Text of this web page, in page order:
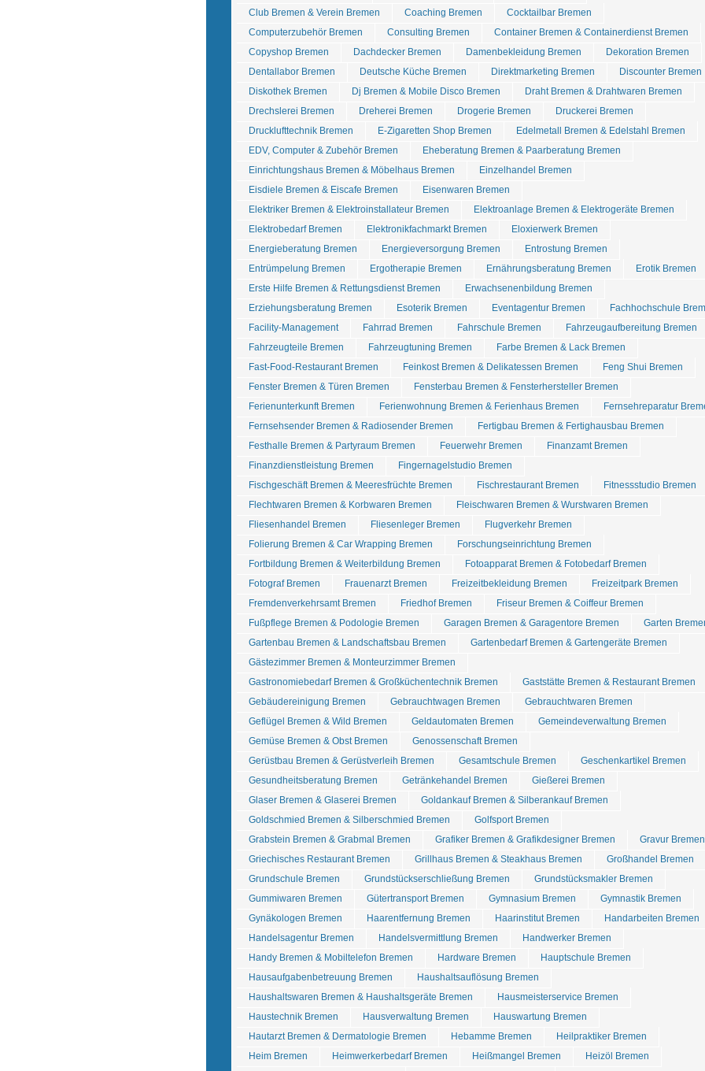
Club Bremen & Verein Bremen
Coaching Bremen
Cocktailbar Bremen
Computerzubehör Bremen
Consulting Bremen
Container Bremen & Containerdienst Bremen
Copyshop Bremen
Dachdecker Bremen Damenbekleidung Bremen
Dekoration Bremen
Dentallabor Bremen
Deutsche Küche Bremen Direktmarketing Bremen
Discounter Bremen
Diskothek Bremen
Dj Bremen & Mobile Disco Bremen
Draht Bremen & Drahtwaren Bremen
Drechslerei Bremen
Dreherei Bremen Drogerie Bremen
Druckerei Bremen
Drucklufttechnik Bremen
E-Zigaretten Shop Bremen
Edelmetall Bremen & Edelstahl Bremen
EDV, Computer & Zubehör Bremen
Eheberatung Bremen & Paarberatung Bremen
Einrichtungshaus Bremen & Möbelhaus Bremen
Einzelhandel Bremen
Eisdiele Bremen & Eiscafe Bremen
Eisenwaren Bremen
Elektriker Bremen & Elektroinstallateur Bremen
Elektroanlage Bremen & Elektrogeräte Bremen
Elektrobedarf Bremen
Elektronikfachmarkt Bremen
Eloxierwerk Bremen
Energieberatung Bremen
Energieversorgung Bremen
Entrostung Bremen
Entrümpelung Bremen
Ergotherapie Bremen Ernährungsberatung Bremen
Erotik Bremen
Erste Hilfe Bremen & Rettungsdienst Bremen
Erwachsenenbildung Bremen
Erziehungsberatung Bremen
Esoterik Bremen Eventagentur Bremen
Fachhochschule
Facility-Management
Fahrrad Bremen Fahrschule Bremen
Fahrzeugaufbereitung Bremen
Fahrzeugteile Bremen
Fahrzeugtuning Bremen
Farbe Bremen & Lack Bremen
Fast-Food-Restaurant Bremen
Feinkost Bremen & Delikatessen Bremen
Feng Shui Bremen
Fenster Bremen & Türen Bremen
Fensterbau Bremen & Fensterhersteller Bremen
Ferienunterkunft Bremen
Ferienwohnung Bremen & Ferienhaus Bremen
Fernsehreparatur
Fernsehsender Bremen & Radiosender Bremen
Fertigbau Bremen & Fertighausbau Bremen
Festhalle Bremen & Partyraum Bremen
Feuerwehr Bremen
Finanzamt Bremen
Finanzdienstleistung Bremen
Fingernagelstudio Bremen
Fischgeschäft Bremen & Meeresfrüchte Bremen
Fischrestaurant Bremen
Fitnessstudio Bremen
Flechtwaren Bremen & Korbwaren Bremen
Fleischwaren Bremen & Wurstwaren Bremen
Fliesenhandel Bremen
Fliesenleger Bremen
Flugverkehr Bremen
Folierung Bremen & Car Wrapping Bremen
Forschungseinrichtung Bremen
Fortbildung Bremen & Weiterbildung Bremen
Fotoapparat Bremen & Fotobedarf Bremen
Fotograf Bremen
Frauenarzt Bremen Freizeitbekleidung Bremen
Freizeitpark Bremen
Fremdenverkehrsamt Bremen
Friedhof Bremen
Friseur Bremen & Coiffeur Bremen
Fußpflege Bremen & Podologie Bremen
Garagen Bremen & Garagentore Bremen
Garten
Gartenbau Bremen & Landschaftsbau Bremen
Gartenbedarf Bremen & Gartengeräte Bremen
Gästezimmer Bremen & Monteurzimmer Bremen
Gastronomiebedarf Bremen & Großküchentechnik Bremen
Gaststätte Bremen & Restaurant Bremen
Gebäudereinigung Bremen
Gebrauchtwagen Bremen
Gebrauchtwaren Bremen
Geflügel Bremen & Wild Bremen
Geldautomaten Bremen
Gemeindeverwaltung Bremen
Gemüse Bremen & Obst Bremen
Genossenschaft Bremen
Gerüstbau Bremen & Gerüstverleih Bremen
Gesamtschule Bremen
Geschenkartikel Bremen
Gesundheitsberatung Bremen
Getränkehandel Bremen
Gießerei Bremen
Glaser Bremen & Glaserei Bremen
Goldankauf Bremen & Silberankauf Bremen
Goldschmied Bremen & Silberschmied Bremen
Golfsport Bremen
Grabstein Bremen & Grabmal Bremen
Grafiker Bremen & Grafikdesigner Bremen
Gravur Bremen
Griechisches Restaurant Bremen
Grillhaus Bremen & Steakhaus Bremen
Großhandel Bremen
Grundschule Bremen
Grundstückserschließung Bremen
Grundstücksmakler Bremen
Gummiwaren Bremen
Gütertransport Bremen Gymnasium Bremen
Gymnastik Bremen
Gynäkologen Bremen
Haarentfernung Bremen Haarinstitut Bremen
Handarbeiten Bremen
Handelsagentur Bremen
Handelsvermittlung Bremen
Handwerker Bremen
Handy Bremen & Mobiltelefon Bremen
Hardware Bremen
Hauptschule Bremen
Hausaufgabenbetreuung Bremen
Haushaltsauflösung Bremen
Haushaltswaren Bremen & Haushaltsgeräte Bremen
Hausmeisterservice Bremen
Haustechnik Bremen
Hausverwaltung Bremen
Hauswartung Bremen
Hautarzt Bremen & Dermatologie Bremen
Hebamme Bremen
Heilpraktiker Bremen
Heim Bremen
Heimwerkerbedarf Bremen Heißmangel Bremen
Heizöl Bremen